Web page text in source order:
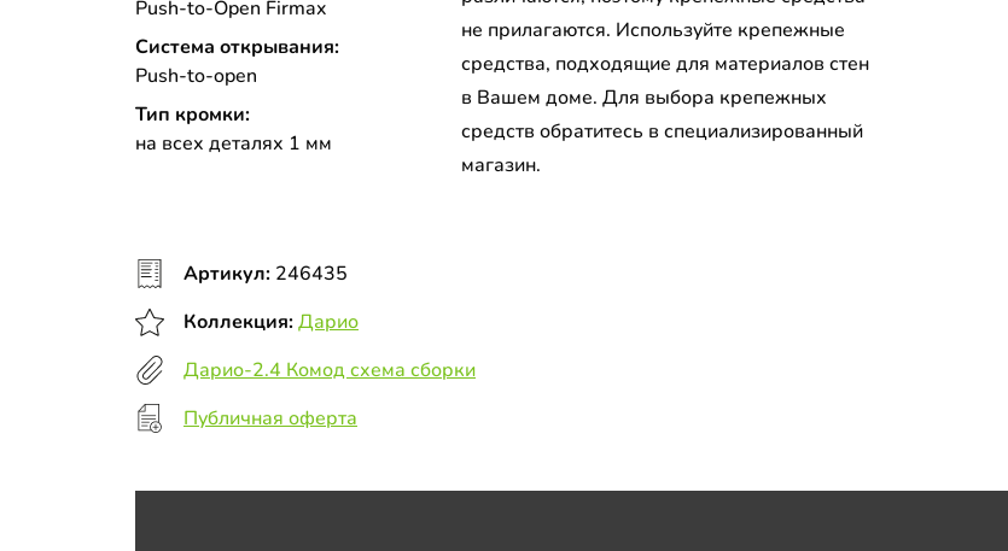
Push-to-Open Firmax
Система открывания:
Push-to-open
Тип кромки:
на всех деталях 1 мм
не прилагаются. Используйте крепежные
средства, подходящие для материалов стен
в Вашем доме. Для выбора крепежных
средств обратитесь в специализированный
магазин.
Артикул: 246435
Коллекция:Дарио
Дарио-2.4 Комод схема сборки
Публичная оферта